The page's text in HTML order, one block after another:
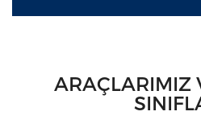
ARAÇLARIMIZ